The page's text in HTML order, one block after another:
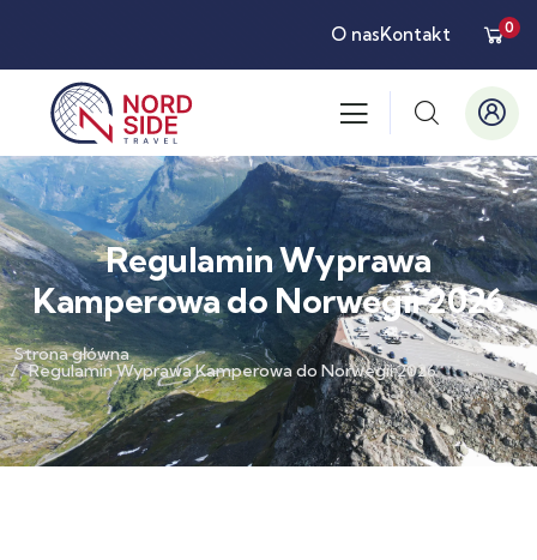
O nasKontakt 0
Regulamin Wyprawa
Kamperowa do Norwegii 2026
Strona główna
Regulamin Wyprawa Kamperowa do Norwegii 2026